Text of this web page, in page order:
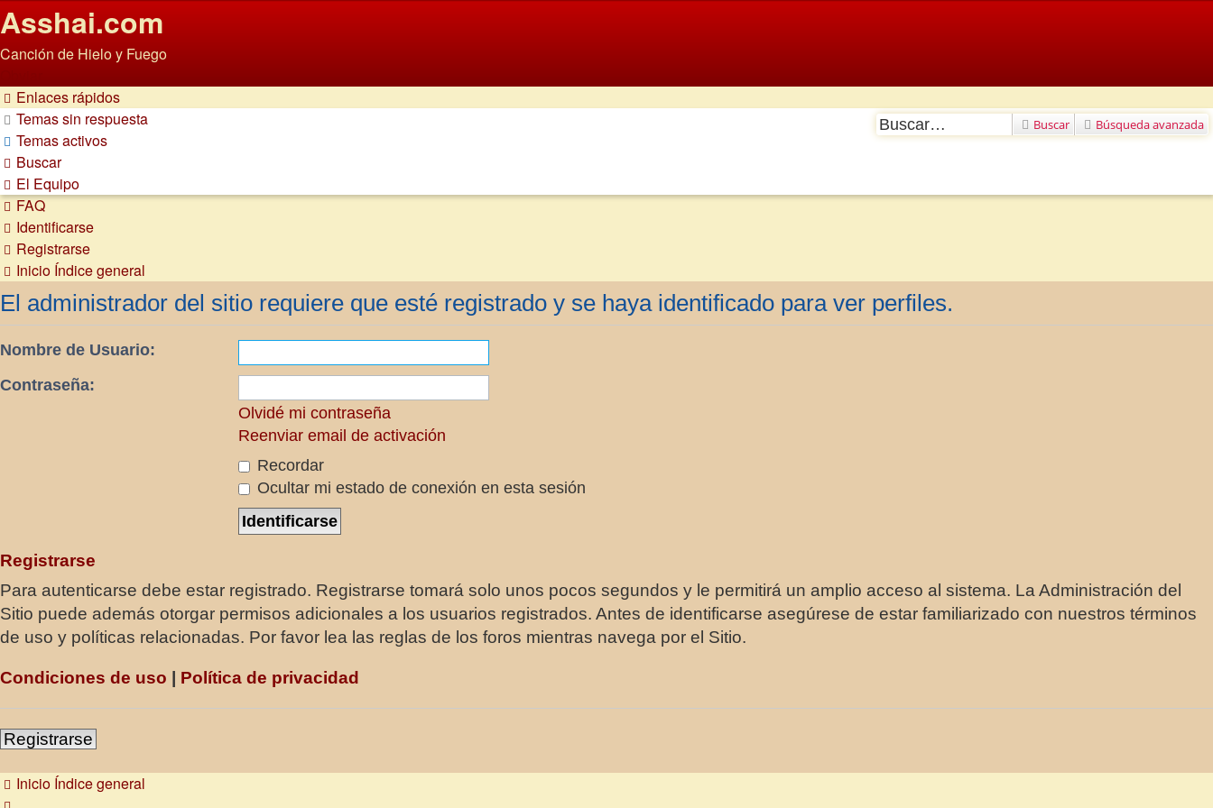
Asshai.com
Canción de Hielo y Fuego
Buscar Búsqueda avanzada
Enlaces rápidos
Temas sin respuesta
Temas activos
Buscar
El Equipo
FAQ
Identificarse
Registrarse
Inicio Índice general
El administrador del sitio requiere que esté registrado y se haya identificado para ver perfiles.
Nombre de Usuario:
Contraseña:
Olvidé mi contraseña
Reenviar email de activación
Recordar
Ocultar mi estado de conexión en esta sesión
Registrarse
Para autenticarse debe estar registrado. Registrarse tomará solo unos pocos segundos y le permitirá un amplio acceso al sistema. La Administración del
Sitio puede además otorgar permisos adicionales a los usuarios registrados. Antes de identificarse asegúrese de estar familiarizado con nuestros términos
de uso y políticas relacionadas. Por favor lea las reglas de los foros mientras navega por el Sitio.
Condiciones de uso Política de privacidad
Registrarse
Inicio Índice general